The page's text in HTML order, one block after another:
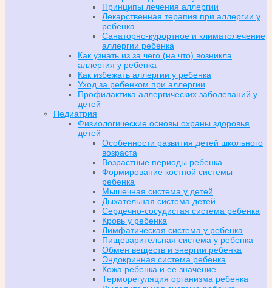
Принципы лечения аллергии
Лекарственная терапия при аллергии у
ребенка
Санаторно-курортное и климатолечение
аллергии ребенка
Как узнать из за чего (на что) возникла
аллергия у ребенка
Как избежать аллергии у ребенка
Уход за ребенком при аллергии
Профилактика аллергических заболеваний у
детей
Педиатрия
Физиологические основы охраны здоровья
детей
Особенности развития детей школьного
возраста
Возрастные периоды ребенка
Формирование костной системы
ребенка
Мышечная система у детей
Дыхательная система детей
Сердечно-сосудистая система ребенка
Кровь у ребенка
Лимфатическая система у ребенка
Пищеварительная система у ребенка
Обмен веществ и энергии ребенка
Эндокринная система ребенка
Кожа ребенка и ее значение
Терморегуляция организма ребенка